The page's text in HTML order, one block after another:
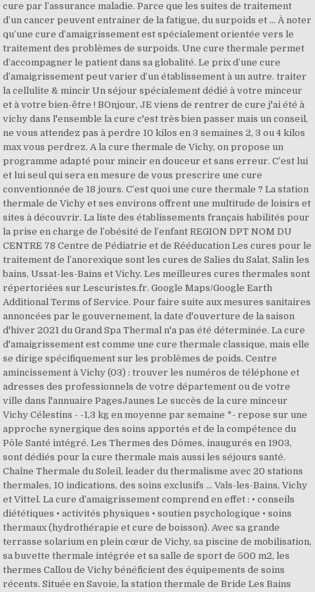
cure par l’assurance maladie. Parce que les suites de traitement
d’un cancer peuvent entrainer de la fatigue, du surpoids et … À noter
qu’une cure d’amaigrissement est spécialement orientée vers le
traitement des problèmes de surpoids. Une cure thermale permet
d’accompagner le patient dans sa globalité. Le prix d’une cure
d’amaigrissement peut varier d’un établissement à un autre. traiter
la cellulite & mincir Un séjour spécialement dédié à votre minceur
et à votre bien-être ! BOnjour, JE viens de rentrer de cure j'ai été à
vichy dans l'ensemble la cure c'est très bien passer mais un conseil,
ne vous attendez pas à perdre 10 kilos en 3 semaines 2, 3 ou 4 kilos
max vous perdrez. A la cure thermale de Vichy, on propose un
programme adapté pour mincir en douceur et sans erreur. C’est lui
et lui seul qui sera en mesure de vous prescrire une cure
conventionnée de 18 jours. C’est quoi une cure thermale ? La station
thermale de Vichy et ses environs offrent une multitude de loisirs et
sites à découvrir. La liste des établissements français habilités pour
la prise en charge de l’obésité de l’enfant REGION DPT NOM DU
CENTRE 78 Centre de Pédiatrie et de Rééducation Les cures pour le
traitement de l’anorexique sont les cures de Salies du Salat, Salin les
bains, Ussat-les-Bains et Vichy. Les meilleures cures thermales sont
répertoriées sur Lescuristes.fr. Google Maps/Google Earth
Additional Terms of Service. Pour faire suite aux mesures sanitaires
annoncées par le gouvernement, la date d'ouverture de la saison
d'hiver 2021 du Grand Spa Thermal n'a pas été déterminée. La cure
d'amaigrissement est comme une cure thermale classique, mais elle
se dirige spécifiquement sur les problèmes de poids. Centre
amincissement à Vichy (03) : trouver les numéros de téléphone et
adresses des professionnels de votre département ou de votre
ville dans l'annuaire PagesJaunes Le succès de la cure minceur
Vichy Célestins - -1,3 kg en moyenne par semaine *- repose sur une
approche synergique des soins apportés et de la compétence du
Pôle Santé intégré. Les Thermes des Dômes, inaugurés en 1903,
sont dédiés pour la cure thermale mais aussi les séjours santé.
Chaîne Thermale du Soleil, leader du thermalisme avec 20 stations
thermales, 10 indications, des soins exclusifs ... Vals-les-Bains, Vichy
et Vittel. La cure d’amaigrissement comprend en effet : • conseils
diététiques • activités physiques • soutien psychologique • soins
thermaux (hydrothérapie et cure de boisson). Avec sa grande
terrasse solarium en plein cœur de Vichy, sa piscine de mobilisation,
sa buvette thermale intégrée et sa salle de sport de 500 m2, les
thermes Callou de Vichy bénéficient des équipements de soins
récents. Située en Savoie, la station thermale de Bride Les Bains